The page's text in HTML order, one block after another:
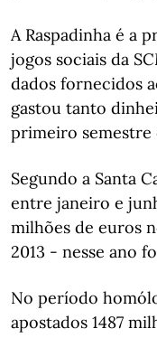
A Raspadinha é a
jogos sociais da
dados fornecidos
gastou tanto
primeiro semestre
Segundo a Santa
entre janeiro e
milhões de euros
2013 - nesse ano
No período
apostados 1487